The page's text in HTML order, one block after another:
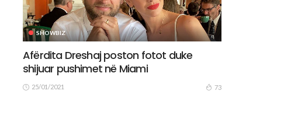
SHOWBIZ
Afërdita Dreshaj poston fotot duke
shijuar pushimet në Miami
25/01/2021 73